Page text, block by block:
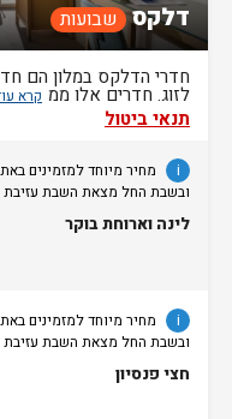
דלקס שבועות
חדרי הדלקס במלון הם
לזוג. חדרים אלו ממ
תנאי ביטול
i
לספא היא למבוגרים בלבד.
לינה וארוחת בוקר
i
לספא היא למבוגרים בלבד.
חצי פנסיון